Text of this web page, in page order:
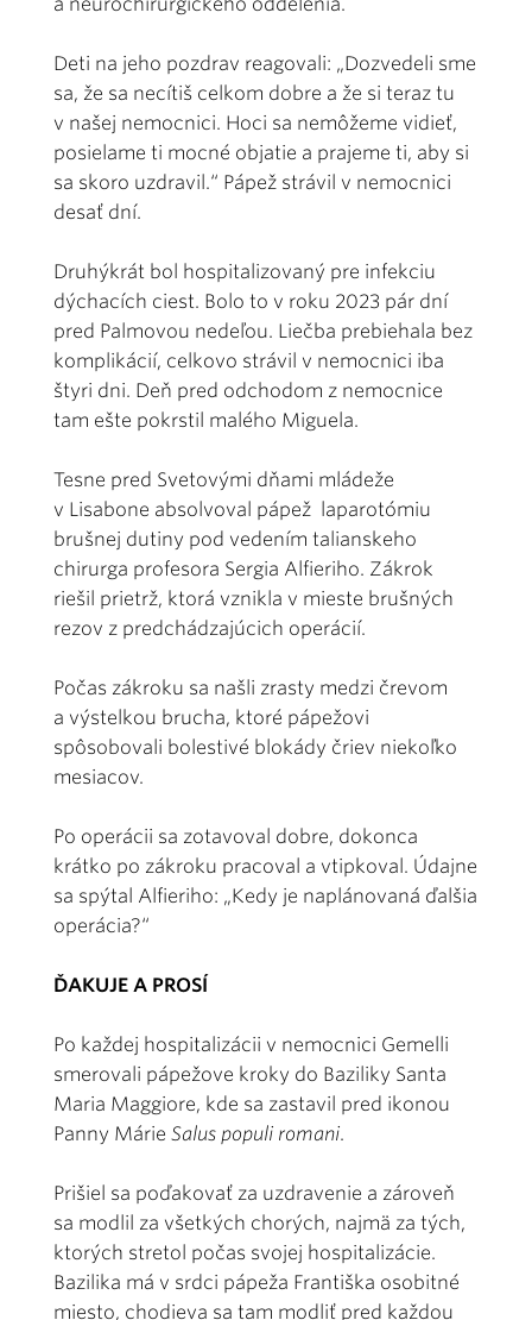
Deti na jeho pozdrav reagovali: „Dozvedeli sme
sa, že sa necítiš celkom dobre a že si teraz tu
v našej nemocnici. Hoci sa nemôžeme vidieť,
posielame ti mocné objatie a prajeme ti, aby si
sa skoro uzdravil.“ Pápež strávil v nemocnici
desať dní.
Druhýkrát bol hospitalizovaný pre infekciu
dýchacích ciest. Bolo to v roku 2023 pár dní
pred Palmovou nedeľou. Liečba prebiehala bez
komplikácií, celkovo strávil v nemocnici iba
štyri dni. Deň pred odchodom z nemocnice
tam ešte pokrstil malého Miguela.
Tesne pred Svetovými dňami mládeže
v Lisabone absolvoval pápež laparotómiu
brušnej dutiny pod vedením talianskeho
chirurga profesora Sergia Alfieriho. Zákrok
riešil prietrž, ktorá vznikla v mieste brušných
rezov z predchádzajúcich operácií.
Počas zákroku sa našli zrasty medzi črevom
a výstelkou brucha, ktoré pápežovi
spôsobovali bolestivé blokády čriev niekoľko
mesiacov.
Po operácii sa zotavoval dobre, dokonca
krátko po zákroku pracoval a vtipkoval. Údajne
sa spýtal Alfieriho: „Kedy je naplánovaná ďalšia
operácia?“
ĎAKUJE A PROSÍ
Po každej hospitalizácii v nemocnici Gemelli
smerovali pápežove kroky do Baziliky Santa
Maria Maggiore, kde sa zastavil pred ikonou
Panny Márie Salus populi romani.
Prišiel sa poďakovať za uzdravenie a zároveň
sa modlil za všetkých chorých, najmä za tých,
ktorých stretol počas svojej hospitalizácie.
Bazilika má v srdci pápeža Františka osobitné
miesto, chodieva sa tam modliť pred každou